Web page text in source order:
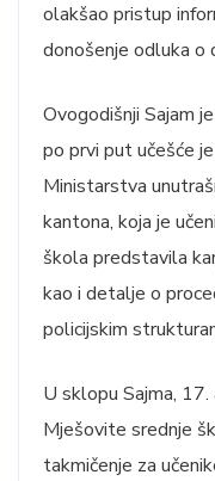
olakšao pristup
donošenje odluka o
Ovogodišnji Sajam
po prvi put učešće
Ministarstva
kantona, koja je
škola predstavila
kao i detalje o
policijskim
U sklopu Sajma,
Mješovite srednje
takmičenje za